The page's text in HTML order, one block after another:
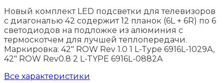
Новый комплект LED подсветки для телевизоров
с диагональю 42 содержит 12 планок (6L + 6R) по 6
светодиодов на подложке из алюминия с
термоскотчем для лучшей теплопередачи.
Маркировка: 42" ROW Rev 1.0 1 L-Type 6916L-1029A,
42" ROW Rev0.8 2 L-TYPE 6916L-0882A
Все характеристики